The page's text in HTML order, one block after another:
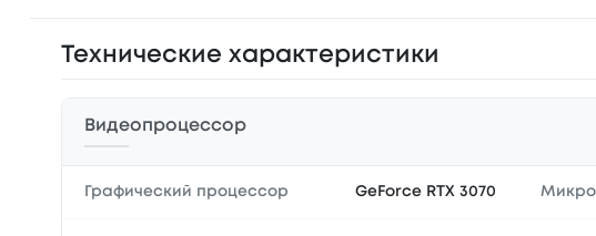
Технические характеристики
Видеопроцессор
Графический процессор GeForce RTX 3070